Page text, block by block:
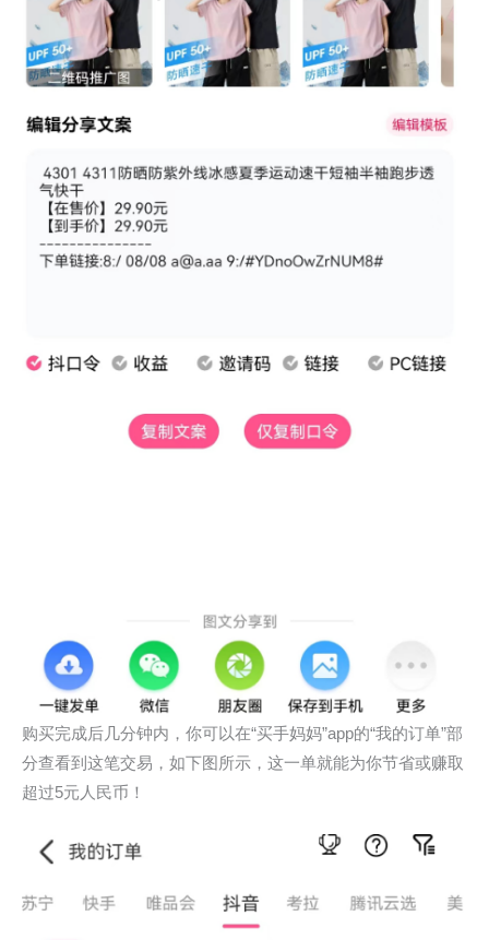
购买完成后几分钟内，你可以在“买手妈妈”app的“我的订单”部
分查看到这笔交易，如下图所示，这一单就能为你节省或赚取
超过5元人民币！